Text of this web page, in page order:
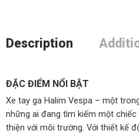
Description
ĐẶC ĐIỂM NỔI BẬT
Xe tay ga Halim Vespa – một
những ai đang tìm kiếm một
thiện với môi trường. Với thiết kế